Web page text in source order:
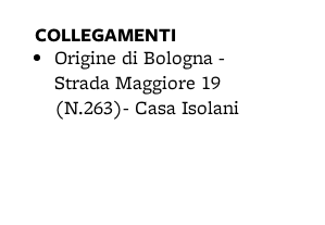
COLLEGAMENTI
Origine di Bologna -
Strada Maggiore 19
(N.263)- Casa Isolani